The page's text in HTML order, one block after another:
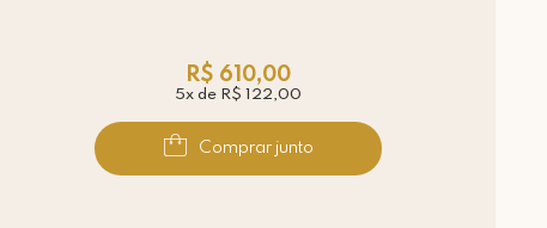
R$ 610,00
5x de R$ 122,00
Comprar junto